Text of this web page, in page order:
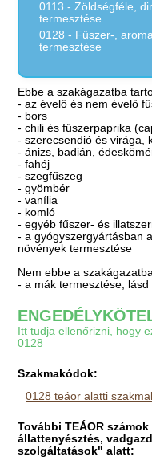
0113 - Zöldségféle,
termesztése
0128 - Fűszer-,
termesztése
Ebbe a szakágazatba
- az évelő és nem évelő
- bors
- chili és fűszerpaprika
- szerecsendió és virága,
- ánizs, badián,
- fahéj
- szegfűszeg
- gyömbér
- vanília
- komló
- egyéb fűszer- és
- a gyógyszergyártásban
növények termesztése
Nem ebbe a
- a mák termesztése, lásd
Itt tudja ellenőrizni, hogy
0128
Szakmakódok:
0128 teáor alatti
További TEÁOR
állattenyésztés,
szolgáltatások" alatt: